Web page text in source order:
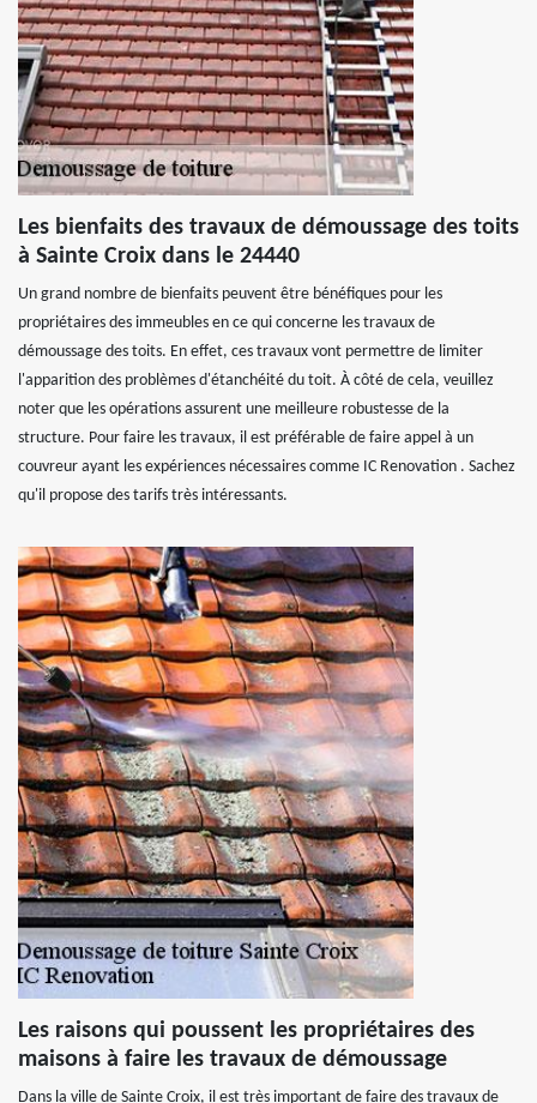
Les bienfaits des travaux de démoussage des toits
à Sainte Croix dans le 24440
Un grand nombre de bienfaits peuvent être bénéfiques pour les
propriétaires des immeubles en ce qui concerne les travaux de
démoussage des toits. En effet, ces travaux vont permettre de limiter
l'apparition des problèmes d'étanchéité du toit. À côté de cela, veuillez
noter que les opérations assurent une meilleure robustesse de la
structure. Pour faire les travaux, il est préférable de faire appel à un
couvreur ayant les expériences nécessaires comme IC Renovation . Sachez
qu'il propose des tarifs très intéressants.
Les raisons qui poussent les propriétaires des
maisons à faire les travaux de démoussage
Dans la ville de Sainte Croix, il est très important de faire des travaux de